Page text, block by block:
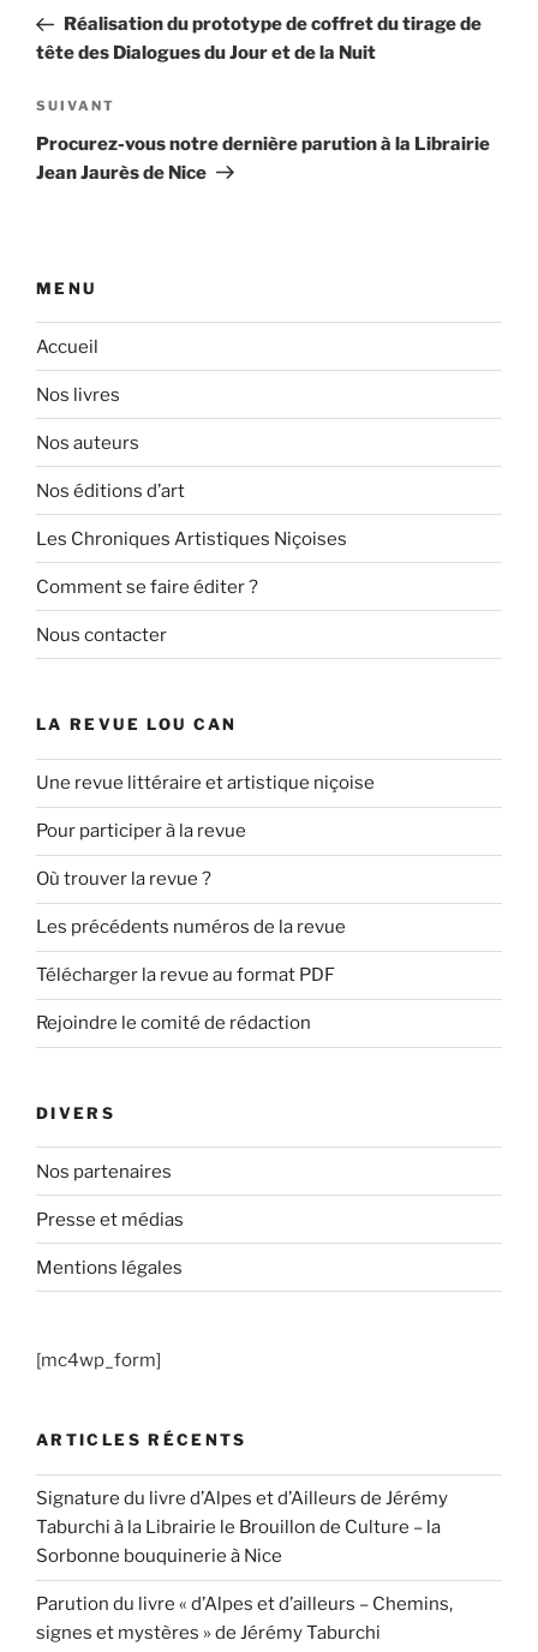
l’article
précédent
Réalisation du prototype de coffret du tirage de
tête des Dialogues du Jour et de la Nuit
Article
suivant
SUIVANT
Procurez-vous notre dernière parution à la Librairie
Jean Jaurès de Nice
MENU
Accueil
Nos livres
Nos auteurs
Nos éditions d’art
Les Chroniques Artistiques Niçoises
Comment se faire éditer ?
Nous contacter
LA REVUE LOU CAN
Une revue littéraire et artistique niçoise
Pour participer à la revue
Où trouver la revue ?
Les précédents numéros de la revue
Télécharger la revue au format PDF
Rejoindre le comité de rédaction
DIVERS
Nos partenaires
Presse et médias
Mentions légales
[mc4wp_form]
ARTICLES RÉCENTS
Signature du livre d’Alpes et d’Ailleurs de Jérémy
Taburchi à la Librairie le Brouillon de Culture – la
Sorbonne bouquinerie à Nice
Parution du livre « d’Alpes et d’ailleurs – Chemins,
signes et mystères » de Jérémy Taburchi